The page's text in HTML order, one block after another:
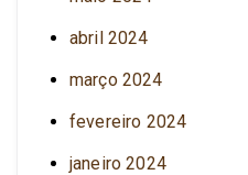
abril 2024
março 2024
fevereiro 2024
janeiro 2024